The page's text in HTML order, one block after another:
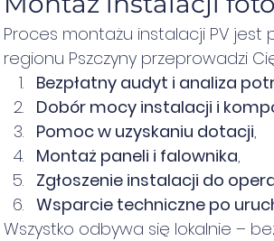
Proces montażu instalacji PV jest
regionu Pszczyny przeprowadzi
Bezpłatny audyt i analiza
Dobór mocy instalacji i
Pomoc w uzyskaniu dotacji,
Montaż paneli i falownika,
Zgłoszenie instalacji do
Wsparcie techniczne po
Wszystko odbywa się lokalnie –